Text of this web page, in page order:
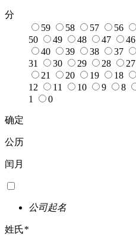
分
59
58 57 56
50
49 48 47 46
40
39 38 37
31
30 29 28 27
21
20 19 18
12
11 10 9 8
1
0
确定
公历
闰月
公司起名
姓氏*